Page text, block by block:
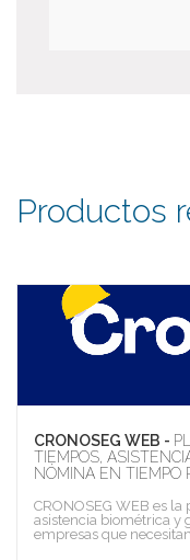
Productos
CRONOSEG WEB -
TIEMPOS,
NÓMINA EN TIEMPO
CRONOSEG WEB es
asistencia biométrica y
empresas que